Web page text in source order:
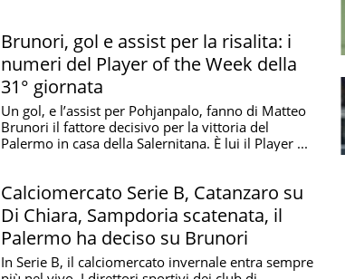
Brunori, gol e assist per la risalita: i
numeri del Player of the Week della
31° giornata
Un gol, e l’assist per Pohjanpalo, fanno di Matteo
Brunori il fattore decisivo per la vittoria del
Palermo in casa della Salernitana. È lui il Player ...
Calciomercato Serie B, Catanzaro su
Di Chiara, Sampdoria scatenata, il
Palermo ha deciso su Brunori
In Serie B, il calciomercato invernale entra sempre